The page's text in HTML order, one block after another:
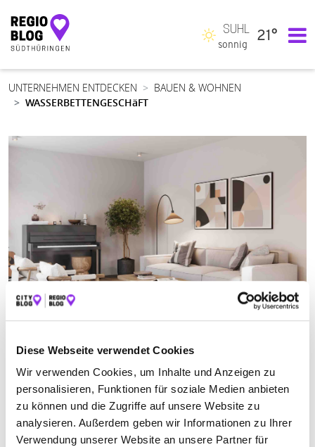
Diese Webseite verwendet Cookies
Wir verwenden Cookies, um Inhalte und Anzeigen zu
personalisieren, Funktionen für soziale Medien anbieten
zu können und die Zugriffe auf unsere Website zu
analysieren. Außerdem geben wir Informationen zu Ihrer
Verwendung unserer Website an unsere Partner für
Hauptnavigation
SUHL
sonnig
21°
UNTERNEHMEN ENTDECKEN
BAUEN & WOHNEN
WASSERBETTENGESCHäFT
WASSERBETTENGESCHÄFT
Suchen nach